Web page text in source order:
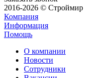
2016-2026 © Строймир
Компания
Информация
Помощь
О компании
Новости
Сотрудники